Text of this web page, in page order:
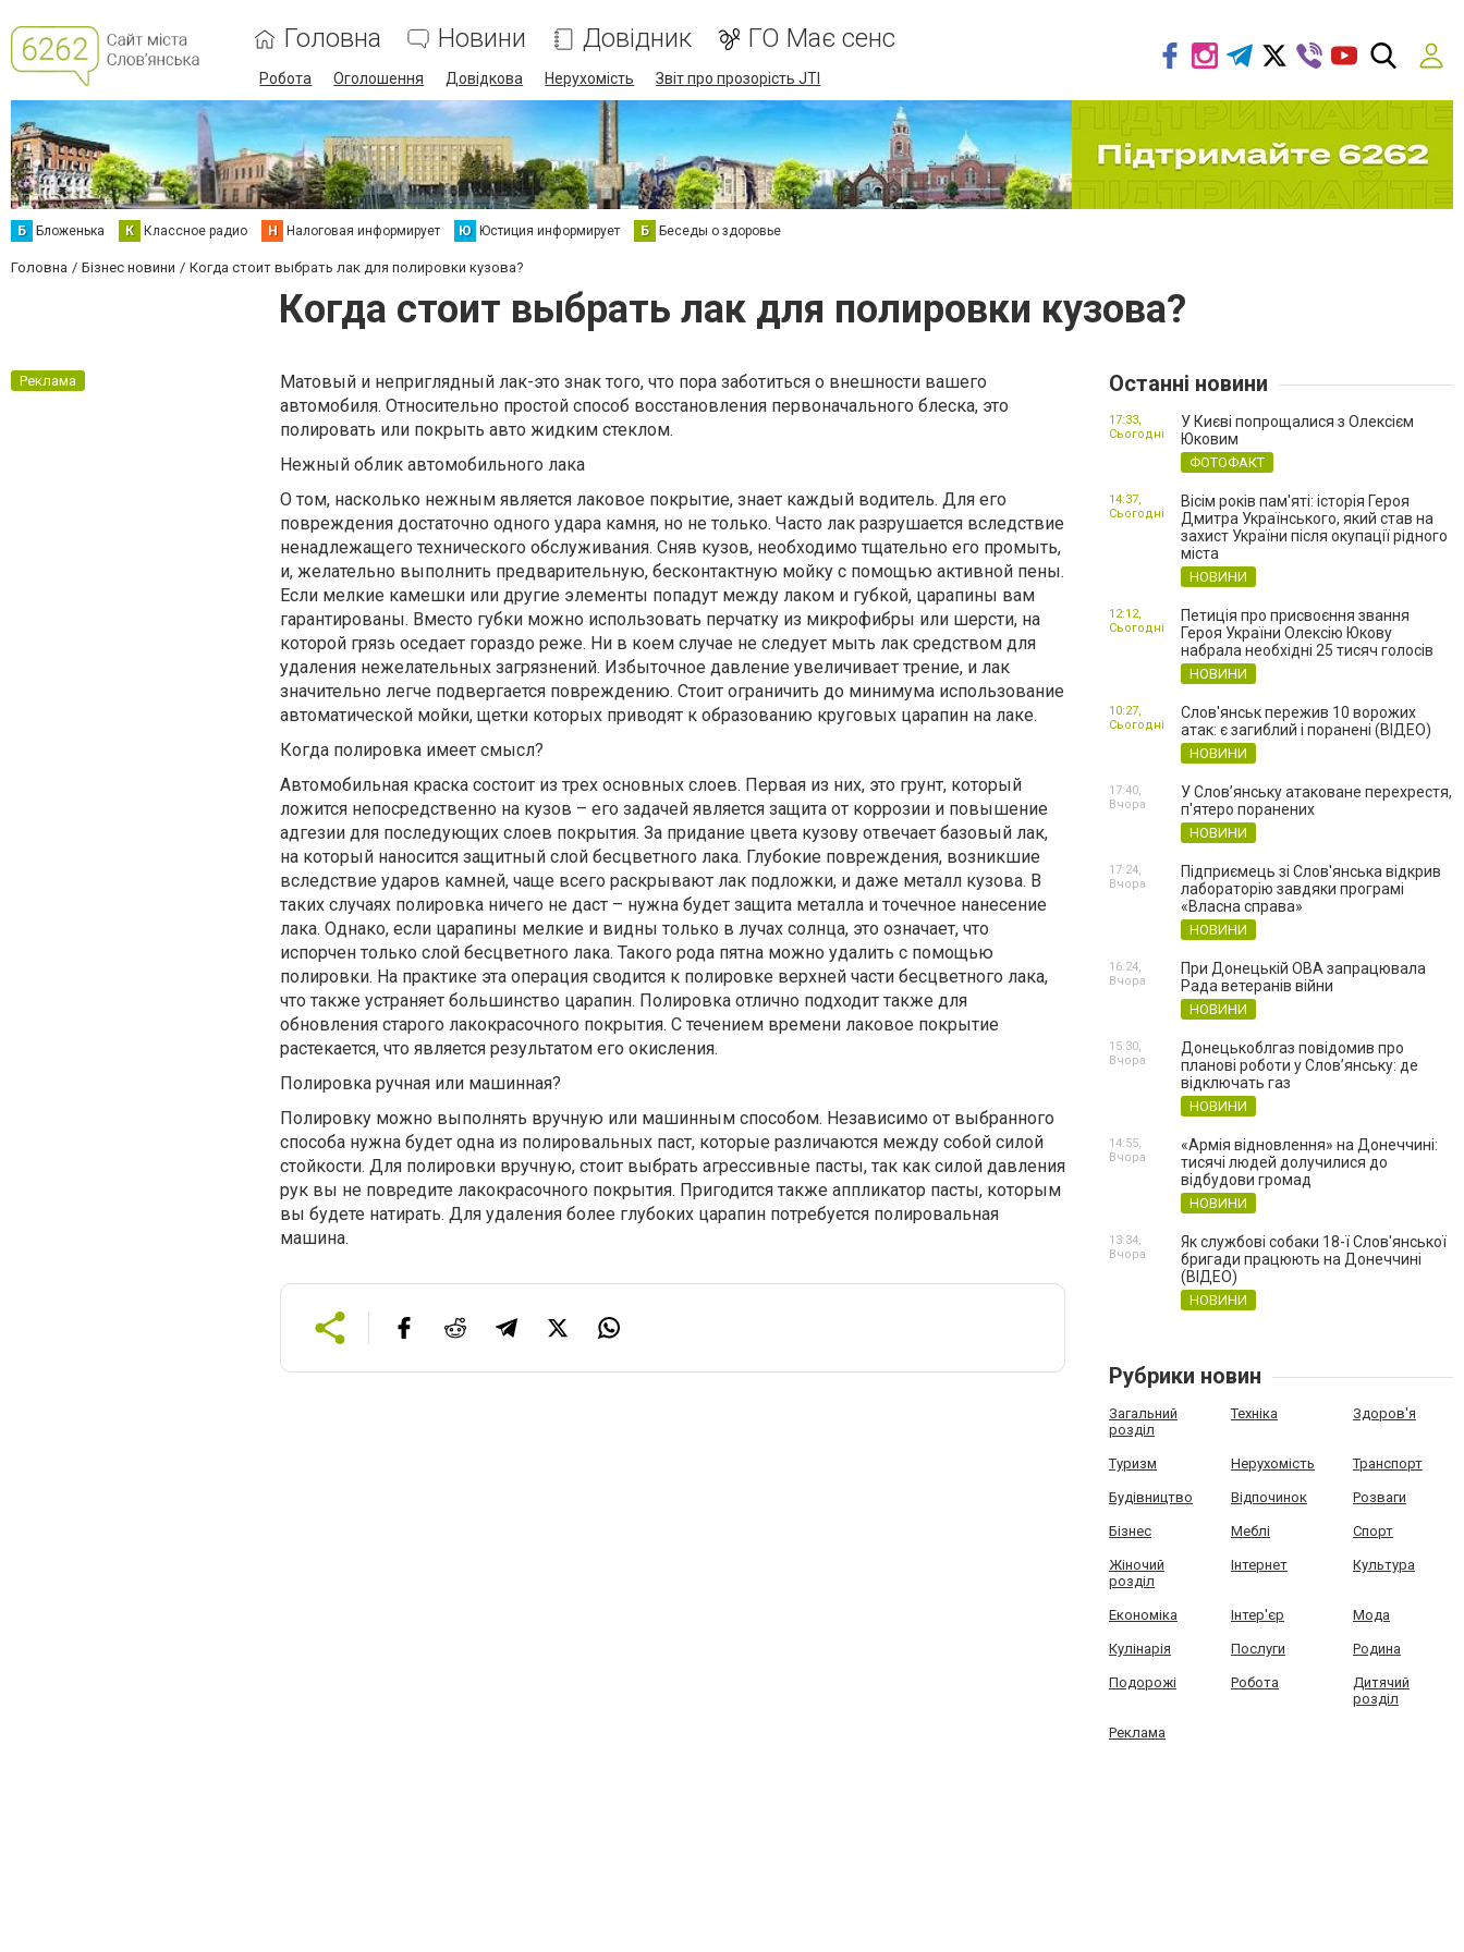
Головна Новини Довідник ГО Має сенс
Робота Оголошення Довідкова Нерухомість Звіт про прозорість JTI
Б Бложенька К Классное радио Н Налоговая информирует Ю Юстиция информирует Б Беседы о здоровье
Головна Бізнес новини Когда стоит выбрать лак для полировки кузова?
Когда стоит выбрать лак для полировки кузова?
Реклама
Матовый и неприглядный лак-это знак того, что пора заботиться о внешности вашего
автомобиля. Относительно простой способ восстановления первоначального блеска, это
полировать или покрыть авто жидким стеклом.
Нежный облик автомобильного лака
О том, насколько нежным является лаковое покрытие, знает каждый водитель. Для его
повреждения достаточно одного удара камня, но не только. Часто лак разрушается вследствие
ненадлежащего технического обслуживания. Сняв кузов, необходимо тщательно его промыть,
и, желательно выполнить предварительную, бесконтактную мойку с помощью активной пены.
Если мелкие камешки или другие элементы попадут между лаком и губкой, царапины вам
гарантированы. Вместо губки можно использовать перчатку из микрофибры или шерсти, на
которой грязь оседает гораздо реже. Ни в коем случае не следует мыть лак средством для
удаления нежелательных загрязнений. Избыточное давление увеличивает трение, и лак
значительно легче подвергается повреждению. Стоит ограничить до минимума использование
автоматической мойки, щетки которых приводят к образованию круговых царапин на лаке.
Когда полировка имеет смысл?
Автомобильная краска состоит из трех основных слоев. Первая из них, это грунт, который
ложится непосредственно на кузов – его задачей является защита от коррозии и повышение
адгезии для последующих слоев покрытия. За придание цвета кузову отвечает базовый лак,
на который наносится защитный слой бесцветного лака. Глубокие повреждения, возникшие
вследствие ударов камней, чаще всего раскрывают лак подложки, и даже металл кузова. В
таких случаях полировка ничего не даст – нужна будет защита металла и точечное нанесение
лака. Однако, если царапины мелкие и видны только в лучах солнца, это означает, что
испорчен только слой бесцветного лака. Такого рода пятна можно удалить с помощью
полировки. На практике эта операция сводится к полировке верхней части бесцветного лака,
что также устраняет большинство царапин. Полировка отлично подходит также для
обновления старого лакокрасочного покрытия. С течением времени лаковое покрытие
растекается, что является результатом его окисления.
Полировка ручная или машинная?
Полировку можно выполнять вручную или машинным способом. Независимо от выбранного
способа нужна будет одна из полировальных паст, которые различаются между собой силой
стойкости. Для полировки вручную, стоит выбрать агрессивные пасты, так как силой давления
рук вы не повредите лакокрасочного покрытия. Пригодится также аппликатор пасты, которым
вы будете натирать. Для удаления более глубоких царапин потребуется полировальная
машина.
Останні новини
У Києві попрощалися з Олексієм
Юковим
ФОТОФАКТ
17:33,
Сьогодні
Вісім років пам'яті: історія Героя
Дмитра Українського, який став на
захист України після окупації рідного
міста
НОВИНИ
14:37,
Сьогодні
Петиція про присвоєння звання
Героя України Олексію Юкову
набрала необхідні 25 тисяч голосів
НОВИНИ
12:12,
Сьогодні
Слов'янськ пережив 10 ворожих
атак: є загиблий і поранені (ВІДЕО)
НОВИНИ
10:27,
Сьогодні
У Слов’янську атаковане перехрестя,
п'ятеро поранених
НОВИНИ
17:40,
Вчора
Підприємець зі Слов'янська відкрив
лабораторію завдяки програмі
«Власна справа»
НОВИНИ
17:24,
Вчора
При Донецькій ОВА запрацювала
Рада ветеранів війни
НОВИНИ
16:24,
Вчора
Донецькоблгаз повідомив про
планові роботи у Слов’янську: де
відключать газ
НОВИНИ
15:30,
Вчора
«Армія відновлення» на Донеччині:
тисячі людей долучилися до
відбудови громад
НОВИНИ
14:55,
Вчора
Як службові собаки 18-ї Слов'янської
бригади працюють на Донеччині
(ВІДЕО)
НОВИНИ
13:34,
Вчора
Рубрики новин
Загальний
розділ
Техніка Здоров'я
Туризм Нерухомість Транспорт
Будівництво Відпочинок Розваги
Бізнес Меблі Спорт
Жіночий
розділ
Інтернет Культура
Економіка Інтер'єр Мода
Кулінарія Послуги Родина
Подорожі Робота
Дитячий
розділ
Реклама